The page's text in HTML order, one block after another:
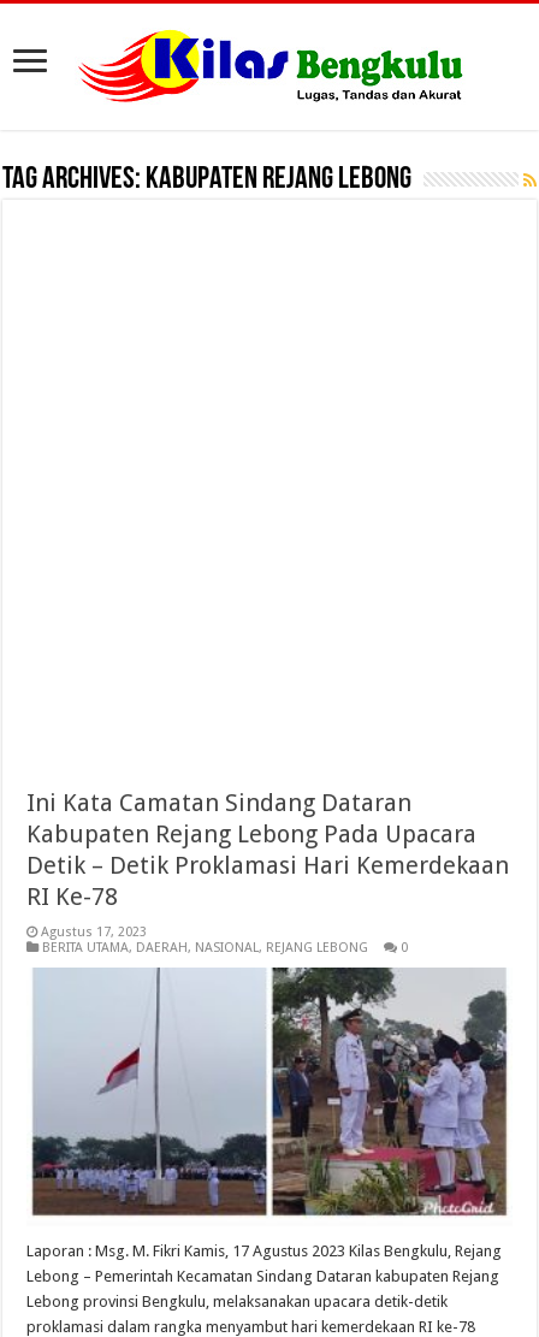
Tag Archives: Kabupaten Rejang Lebong
Ini Kata Camatan Sindang Dataran
Kabupaten Rejang Lebong Pada Upacara
Detik – Detik Proklamasi Hari Kemerdekaan
RI Ke-78
Agustus 17, 2023
BERITA UTAMA, DAERAH, NASIONAL, REJANG LEBONG 0
Laporan : Msg. M. Fikri Kamis, 17 Agustus 2023 Kilas Bengkulu, Rejang
Lebong – Pemerintah Kecamatan Sindang Dataran kabupaten Rejang
Lebong provinsi Bengkulu, melaksanakan upacara detik-detik
proklamasi dalam rangka menyambut hari kemerdekaan RI ke-78